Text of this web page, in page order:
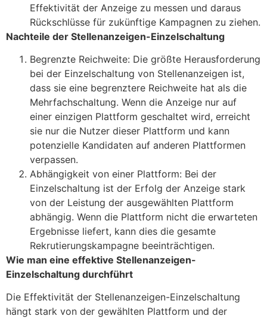
Effektivität der Anzeige zu messen und daraus
Rückschlüsse für zukünftige Kampagnen zu ziehen.
Nachteile der Stellenanzeigen-Einzelschaltung
Begrenzte Reichweite: Die größte Herausforderung
bei der Einzelschaltung von Stellenanzeigen ist,
dass sie eine begrenztere Reichweite hat als die
Mehrfachschaltung. Wenn die Anzeige nur auf
einer einzigen Plattform geschaltet wird, erreicht
sie nur die Nutzer dieser Plattform und kann
potenzielle Kandidaten auf anderen Plattformen
verpassen.
Abhängigkeit von einer Plattform: Bei der
Einzelschaltung ist der Erfolg der Anzeige stark
von der Leistung der ausgewählten Plattform
abhängig. Wenn die Plattform nicht die erwarteten
Ergebnisse liefert, kann dies die gesamte
Rekrutierungskampagne beeinträchtigen.
Wie man eine effektive Stellenanzeigen-
Einzelschaltung durchführt
Die Effektivität der Stellenanzeigen-Einzelschaltung
hängt stark von der gewählten Plattform und der